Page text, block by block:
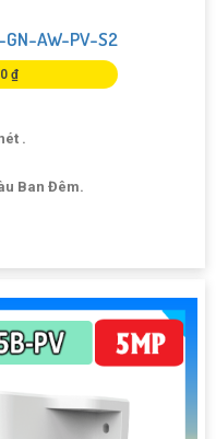
GN-AW-PV-S2
₫
.
Ban Đêm.